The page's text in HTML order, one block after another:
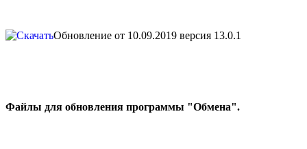
Обновление от 10.09.2019 версия 13.0.1
Файлы для обновления программы "Обмена".